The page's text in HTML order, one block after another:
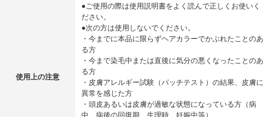
使用上の注意
●ご使用の際は使用説明書をよく読んで正しくお使いく
ださい。
●次の方は使用しないでください。
・今までに本品に限らずヘアカラーでかぶれたことのあ
る方
・今まで染毛中または直後に気分の悪くなったことのあ
る方
・皮膚アレルギー試験（パッチテスト）の結果、皮膚に
異常を感じた方
・頭皮あるいは皮膚が過敏な状態になっている方（病
中、病後の回復期、生理時、妊娠中等）